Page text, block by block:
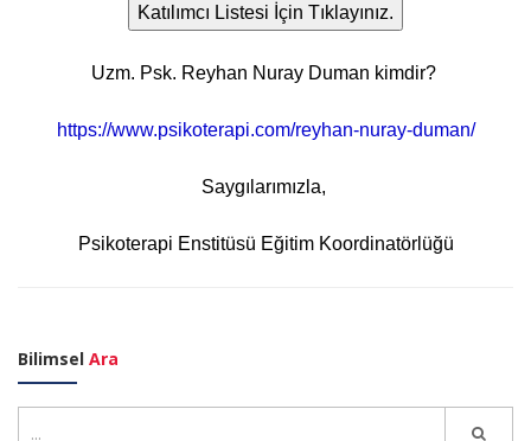
Uzm. Psk. Reyhan Nuray Duman kimdir?
https://www.psikoterapi.com/reyhan-nuray-duman/
Saygılarımızla,
Psikoterapi Enstitüsü Eğitim Koordinatörlüğü
Bilimsel Ara